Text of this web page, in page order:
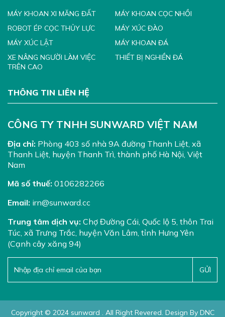
MÁY KHOAN XI MĂNG ĐẤT
MÁY KHOAN CỌC NHỒI
ROBOT ÉP CỌC THỦY LỰC
MÁY XÚC ĐÀO
MÁY XÚC LẬT
MÁY KHOAN ĐÁ
XE NÂNG NGƯỜI LÀM VIỆC
TRÊN CAO
THIẾT BỊ NGHIỀN ĐÁ
THÔNG TIN LIÊN HỆ
CÔNG TY TNHH SUNWARD VIỆT NAM
Địa chỉ: Phòng 403 số nhà 9A đường Thanh Liệt, xã
Thanh Liệt, huyện Thanh Trì, thành phố Hà Nội, Việt
Nam
Mã số thuế: 0106282266
Email: irn@sunward.cc
Trung tâm dịch vụ: Chợ Đường Cái, Quốc lộ 5, thôn Trai
Túc, xã Trưng Trắc, huyện Văn Lâm, tỉnh Hưng Yên
(Cạnh cây xăng 94)
Copyright © 2024 sunward . All Right Revered. Design By DNC